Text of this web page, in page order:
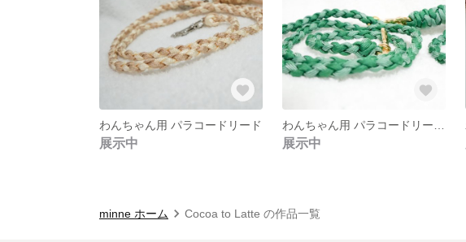
わんちゃん用 パラコードリード
展示中 展示中
minne ホーム Cocoa to Latte の作品一覧